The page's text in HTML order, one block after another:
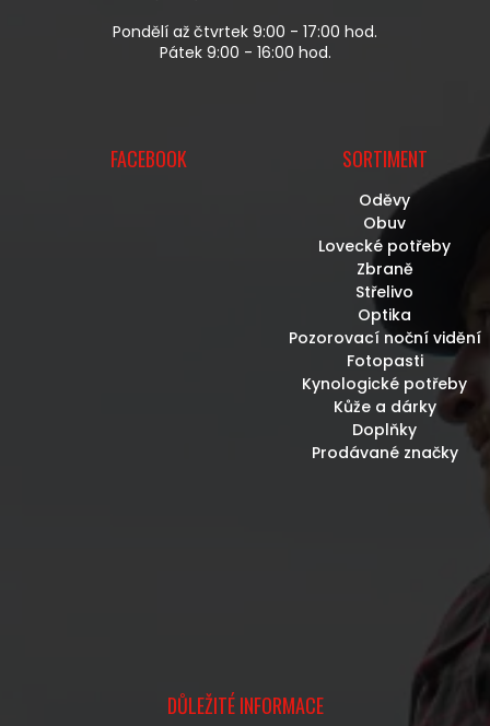
P
I
Pondělí až čtvrtek 9:00 - 17:00 hod.
Pátek 9:00 - 16:00 hod.
FACEBOOK SORTIMENT
Oděvy
Obuv
Lovecké potřeby
Zbraně
Střelivo
Optika
Pozorovací noční vidění
Fotopasti
Kynologické potřeby
Kůže a dárky
Doplňky
Prodávané značky
DŮLEŽITÉ INFORMACE